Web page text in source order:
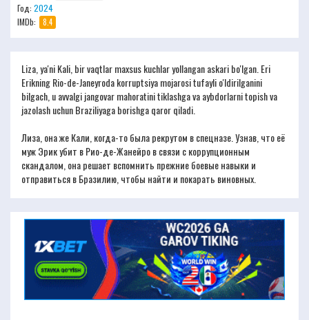
Год: 2024
IMDb:
8.4
Liza, ya'ni Kali, bir vaqtlar maxsus kuchlar yollangan askari bo'lgan. Eri
Erikning Rio-de-Janeyroda korruptsiya mojarosi tufayli o'ldirilganini
bilgach, u avvalgi jangovar mahoratini tiklashga va aybdorlarni topish va
jazolash uchun Braziliyaga borishga qaror qiladi.
Лиза, она же Кали, когда-то была рекрутом в спецназе. Узнав, что её
муж Эрик убит в Рио-де-Жанейро в связи с коррупционным
скандалом, она решает вспомнить прежние боевые навыки и
отправиться в Бразилию, чтобы найти и покарать виновных.